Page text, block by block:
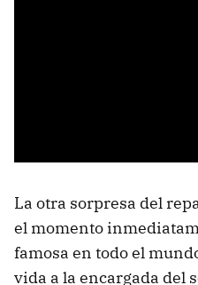
La otra sorpresa del
el momento
famosa en todo el
vida a la encargada del